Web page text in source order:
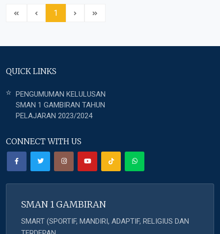
1
QUICK LINKS
PENGUMUMAN KELULUSAN
SMAN 1 GAMBIRAN TAHUN
PELAJARAN 2023/2024
CONNECT WITH US
SMAN 1 GAMBIRAN
SMART (SPORTIF, MANDIRI, ADAPTIF, RELIGIUS DAN